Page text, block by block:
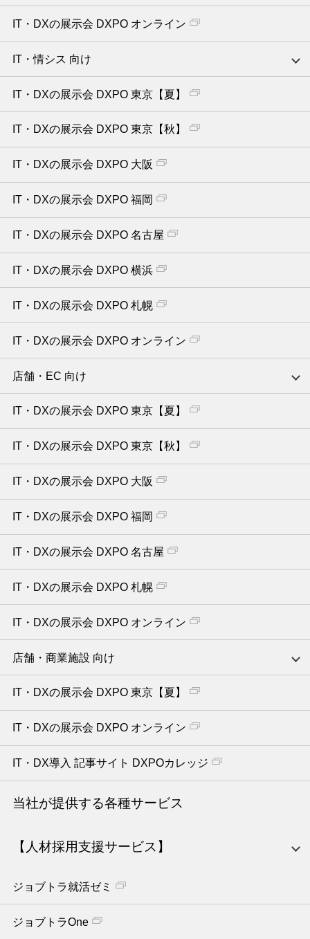
IT・DXの展示会 DXPO オンライン
IT・情シス 向け
IT・DXの展示会 DXPO 東京【夏】
IT・DXの展示会 DXPO 東京【秋】
IT・DXの展示会 DXPO 大阪
IT・DXの展示会 DXPO 福岡
IT・DXの展示会 DXPO 名古屋
IT・DXの展示会 DXPO 横浜
IT・DXの展示会 DXPO 札幌
IT・DXの展示会 DXPO オンライン
店舗・EC 向け
IT・DXの展示会 DXPO 東京【夏】
IT・DXの展示会 DXPO 東京【秋】
IT・DXの展示会 DXPO 大阪
IT・DXの展示会 DXPO 福岡
IT・DXの展示会 DXPO 名古屋
IT・DXの展示会 DXPO 札幌
IT・DXの展示会 DXPO オンライン
店舗・商業施設 向け
IT・DXの展示会 DXPO 東京【夏】
IT・DXの展示会 DXPO オンライン
IT・DX導入 記事サイト DXPOカレッジ
当社が提供する各種サービス
【人材採用支援サービス】
ジョブトラ就活ゼミ
ジョブトラOne